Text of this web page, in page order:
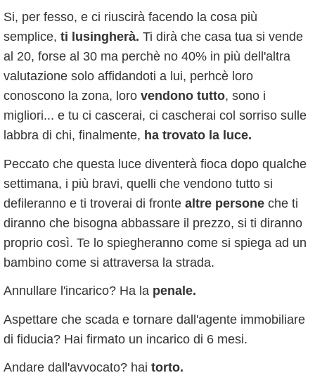
Si, per fesso, e ci riuscirà facendo la cosa più
semplice, ti lusingherà. Ti dirà che casa tua si vende
al 20, forse al 30 ma perchè no 40% in più dell'altra
valutazione solo affidandoti a lui, perhcè loro
conoscono la zona, loro vendono tutto, sono i
migliori... e tu ci cascerai, ci cascherai col sorriso sulle
labbra di chi, finalmente, ha trovato la luce.
Peccato che questa luce diventerà fioca dopo qualche
settimana, i più bravi, quelli che vendono tutto si
defileranno e ti troverai di fronte altre persone che ti
diranno che bisogna abbassare il prezzo, si ti diranno
proprio così. Te lo spiegheranno come si spiega ad un
bambino come si attraversa la strada.
Annullare l'incarico? Ha la penale.
Aspettare che scada e tornare dall'agente immobiliare
di fiducia? Hai firmato un incarico di 6 mesi.
Andare dall'avvocato? hai torto.